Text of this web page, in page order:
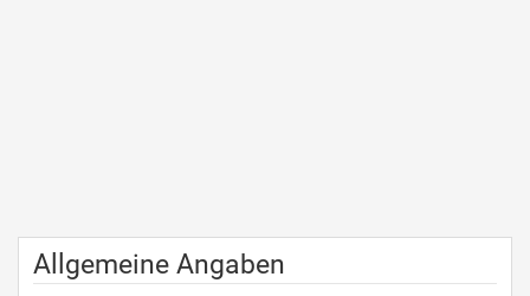
Allgemeine Angaben